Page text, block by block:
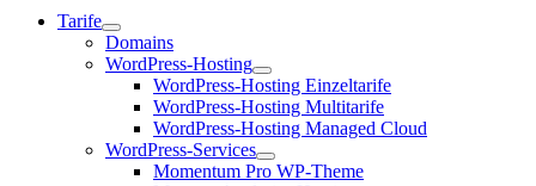
Tarife
Domains
WordPress-Hosting
WordPress-Hosting Einzeltarife
WordPress-Hosting Multitarife
WordPress-Hosting Managed Cloud
WordPress-Services
Momentum Pro WP-Theme